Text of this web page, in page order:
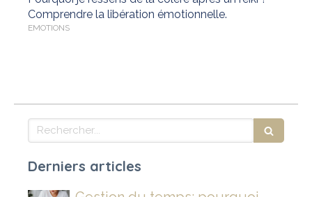
Comprendre la libération émotionnelle.
EMOTIONS
Rechercher
Derniers articles